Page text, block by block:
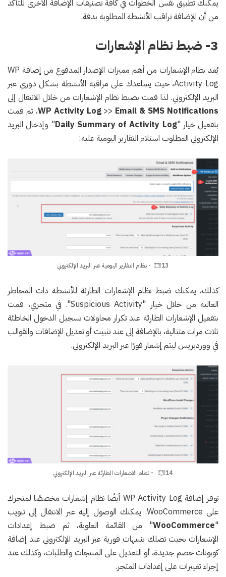
يمكنك تطبيق نفس الخطوات في كافة تصنيفات الإضافة الأخرى للتأكد
من أن الإضافة تراقب الأنشطة المطلوبة بدقة.
3- ضبط نظام الإشعارات
يُعد نظام الإشعارات من أهم مميزات الإصدار المدفوع من إضافة WP
Activity Log، حيث يساعدك على مراقبة الأنشطة بشكل دوري عبر
البريد الإلكتروني. لذا قمت بضبط نظام الإشعارات من خلال الانتقال إلى
WP Activity Log>> Email & SMS Notifications
، ثم قمت
بتفعيل خيار "Daily Summary of Activity Log" وإدخال البريد
الإلكتروني المطلوب استلام التقارير اليومية عليه:
13- نظام التقارير اليومية عبر البريد الإلكتروني
كذلك، يمكنك ضبط نظام الإشعارات الطارئة للأنشطة ذات المخاطر
العالية من خلال خيار "Suspicious Activity". في متجري، قمت
بتفعيل الإشعارات الطارئة عند تكرار محاولات تسجيل الدخول الخاطئة
ثلاث مرات متتالية، بالإضافة إلى عند تثبيت أو تعديل الإضافات والقوالب
في ووردبريس ليتم إشعار فورًا عبر البريد الإلكتروني.
14 - نظام الاشعارات الطارئة عبر البريد الإلكتروني
توفر إضافة WP Activity Log أيضًا نظام إشعارات مخصصًا لمتجرك
على WooCommerce. يمكنك الوصول إليه عبر الانتقال إلى تبويب
"
WooCommerce" من القائمة العلوية، ثم ضبط إعدادات
الإشعارات بحيث تصلك تنبيهات فورية عبر البريد الإلكتروني عند إضافة
كوبونات خصم جديدة، أو التعديل على المنتجات والطلبات، وكذلك عند
إجراء تغييرات على إعدادات المتجر.